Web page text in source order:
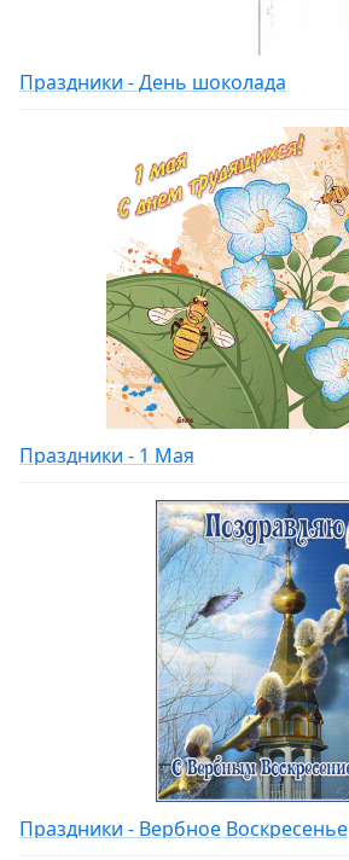
Праздники - День шоколада
Праздники - 1 Мая
Праздники - Вербное Воскресенье